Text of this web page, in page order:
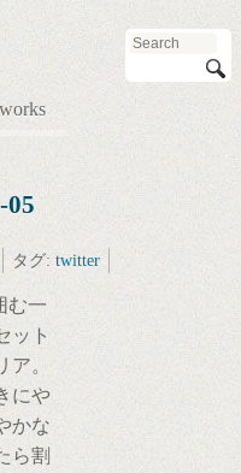
works
05
タグ:twitter
む一
ット
。
にや
かな
ら割